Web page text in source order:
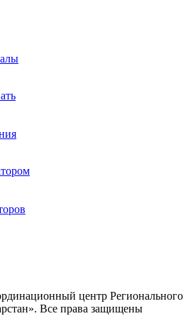
центр Регионального
Все права защищены